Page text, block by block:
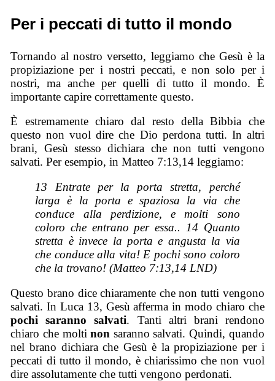
Per i peccati di tutto il mondo
Tornando al nostro versetto, leggiamo che Gesù è la
propiziazione per i nostri peccati, e non solo per i
nostri, ma anche per quelli di tutto il mondo. È
importante capire correttamente questo.
È estremamente chiaro dal resto della Bibbia che
questo non vuol dire che Dio perdona tutti. In altri
brani, Gesù stesso dichiara che non tutti vengono
salvati. Per esempio, in Matteo 7:13,14 leggiamo:
13 Entrate per la porta stretta, perché
larga è la porta e spaziosa la via che
conduce alla perdizione, e molti sono
coloro che entrano per essa.. 14 Quanto
stretta è invece la porta e angusta la via
che conduce alla vita! E pochi sono coloro
che la trovano! (Matteo 7:13,14 LND)
Questo brano dice chiaramente che non tutti vengono
salvati. In Luca 13, Gesù afferma in modo chiaro che
pochi saranno salvati. Tanti altri brani rendono
chiaro che moltinon saranno salvati. Quindi, quando
nel brano dichiara che Gesù è la propiziazione per i
peccati di tutto il mondo, è chiarissimo che non vuol
dire assolutamente che tutti vengono perdonati.